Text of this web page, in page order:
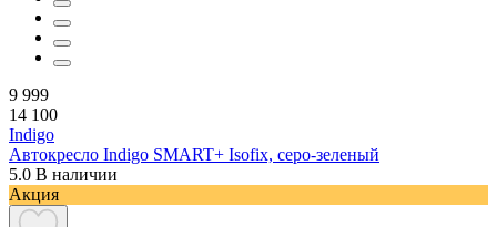
9 999
14 100
Indigo
Автокресло Indigo SMART+ Isofix, серо-зеленый
5.0 В наличии
Акция